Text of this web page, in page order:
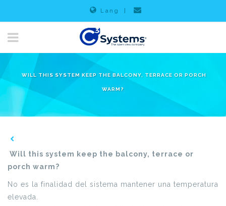
Lang
WILL THIS SYSTEM KEEP THE BALCONY, TERRACE OR PORCH
WARM?
Will this system keep the balcony, terrace or
porch warm?
No es la finalidad del sistema mantener una temperatura
elevada.